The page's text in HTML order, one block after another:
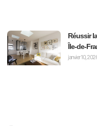
Réussir
Île-de-
janvier 10,